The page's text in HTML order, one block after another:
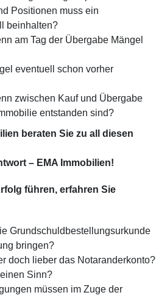
Positionen muss ein
beinhalten?
am Tag der Übergabe Mängel
eventuell schon vorher
zwischen Kauf und Übergabe
entstanden sind?
beraten Sie zu all diesen
– EMA Immobilien!
führen, erfahren Sie
Grundschuld­bestellungsurkunde
bringen?
doch lieber das Notaranderkonto?
Sinn?
müssen im Zuge der